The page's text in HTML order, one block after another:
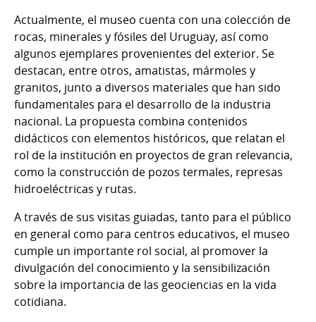
Actualmente, el museo cuenta con una colección de
rocas, minerales y fósiles del Uruguay, así como
algunos ejemplares provenientes del exterior. Se
destacan, entre otros, amatistas, mármoles y
granitos, junto a diversos materiales que han sido
fundamentales para el desarrollo de la industria
nacional. La propuesta combina contenidos
didácticos con elementos históricos, que relatan el
rol de la institución en proyectos de gran relevancia,
como la construcción de pozos termales, represas
hidroeléctricas y rutas.
A través de sus visitas guiadas, tanto para el público
en general como para centros educativos, el museo
cumple un importante rol social, al promover la
divulgación del conocimiento y la sensibilización
sobre la importancia de las geociencias en la vida
cotidiana.